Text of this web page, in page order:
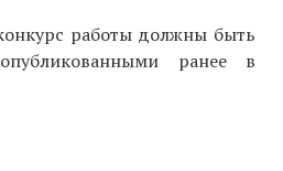
работы должны быть
ранее в